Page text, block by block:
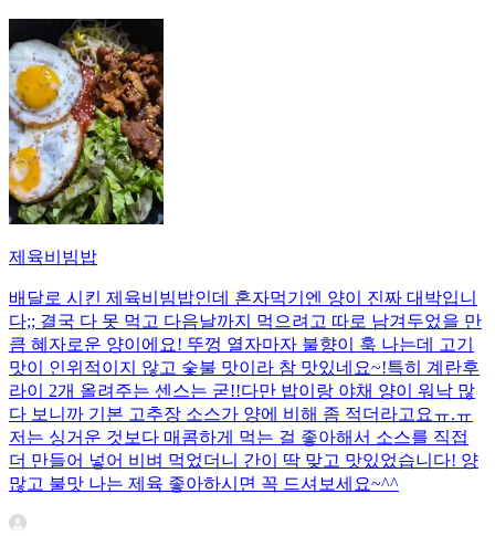
제육비빔밥
배달로 시킨 제육비빔밥인데 혼자먹기엔 양이 진짜 대박입니
다;; 결국 다 못 먹고 다음날까지 먹으려고 따로 남겨두었을 만
큼 혜자로운 양이에요! 뚜껑 열자마자 불향이 훅 나는데 고기
맛이 인위적이지 않고 숯불 맛이라 참 맛있네요~!특히 계란후
라이 2개 올려주는 센스는 굳!! ​다만 밥이랑 야채 양이 워낙 많
다 보니까 기본 고추장 소스가 양에 비해 좀 적더라고요ㅠ.ㅠ
저는 싱거운 것보다 매콤하게 먹는 걸 좋아해서 소스를 직접
더 만들어 넣어 비벼 먹었더니 간이 딱 맞고 맛있었습니다! 양
많고 불맛 나는 제육 좋아하시면 꼭 드셔보세요~^^